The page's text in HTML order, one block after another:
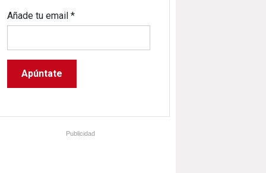
Añade tu email*
Publicidad